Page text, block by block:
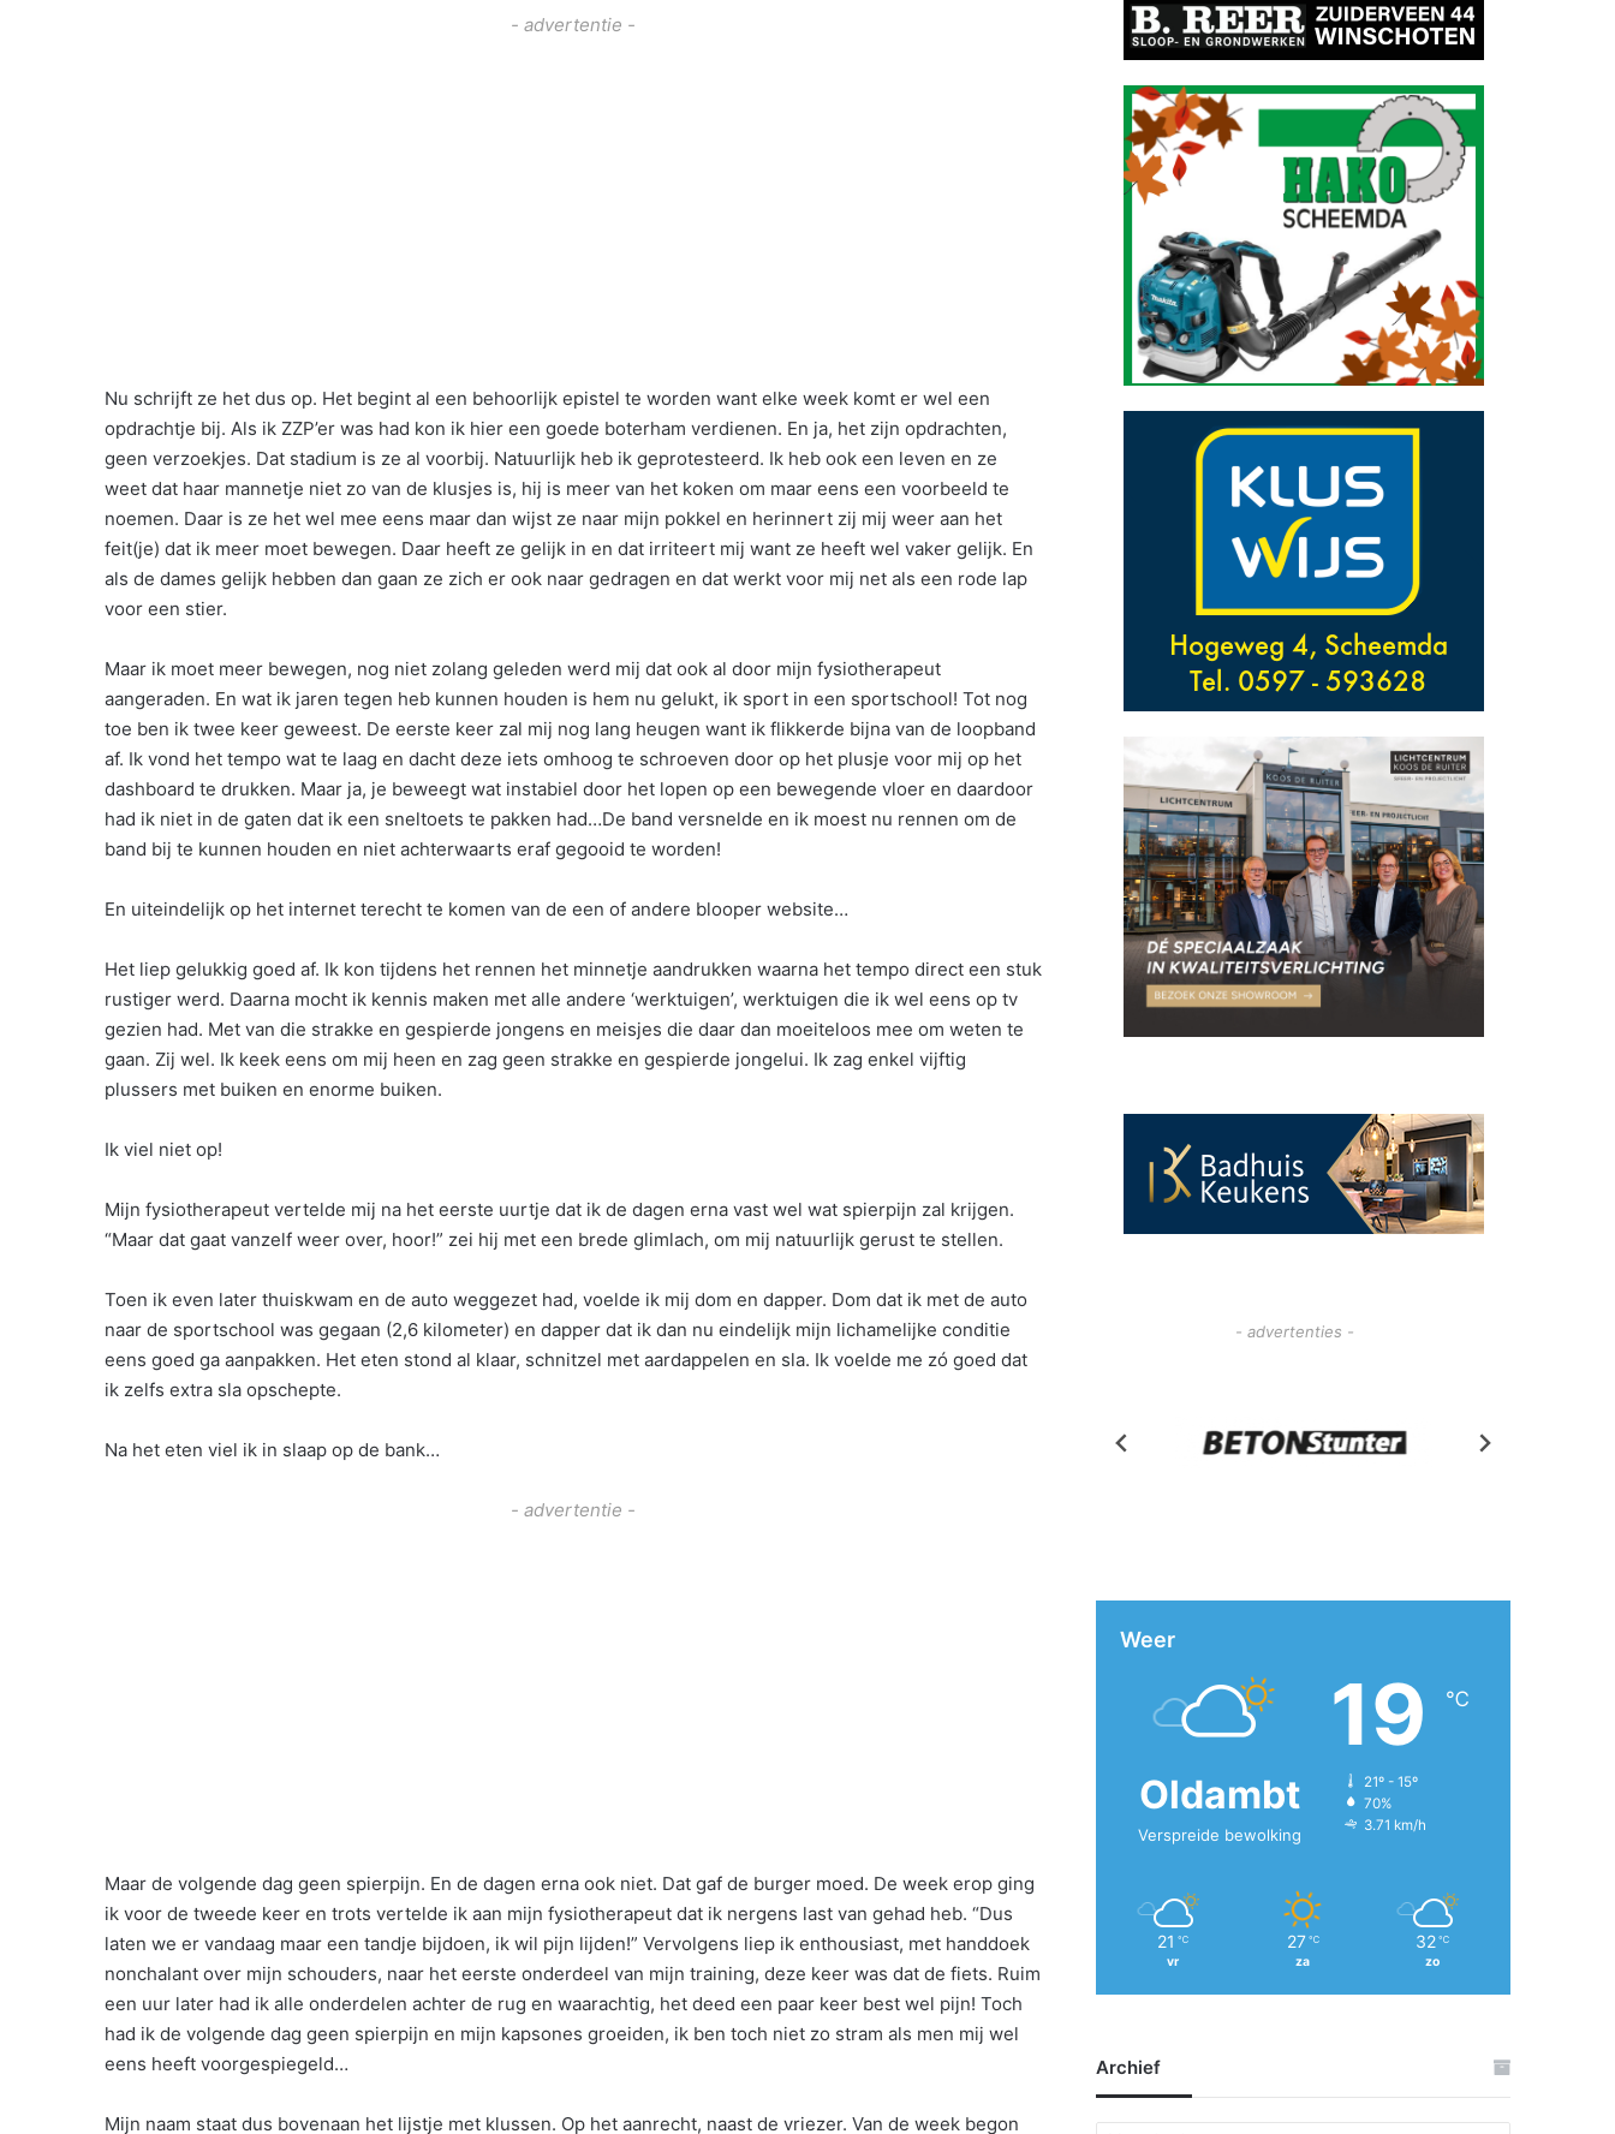
- advertentie -
Nu schrijft ze het dus op. Het begint al een behoorlijk epistel te worden want elke week komt er wel een
opdrachtje bij. Als ik ZZP’er was had kon ik hier een goede boterham verdienen. En ja, het zijn opdrachten,
geen verzoekjes. Dat stadium is ze al voorbij. Natuurlijk heb ik geprotesteerd. Ik heb ook een leven en ze
weet dat haar mannetje niet zo van de klusjes is, hij is meer van het koken om maar eens een voorbeeld te
noemen. Daar is ze het wel mee eens maar dan wijst ze naar mijn pokkel en herinnert zij mij weer aan het
feit(je) dat ik meer moet bewegen. Daar heeft ze gelijk in en dat irriteert mij want ze heeft wel vaker gelijk. En
als de dames gelijk hebben dan gaan ze zich er ook naar gedragen en dat werkt voor mij net als een rode lap
voor een stier.
Maar ik moet meer bewegen, nog niet zolang geleden werd mij dat ook al door mijn fysiotherapeut
aangeraden. En wat ik jaren tegen heb kunnen houden is hem nu gelukt, ik sport in een sportschool! Tot nog
toe ben ik twee keer geweest. De eerste keer zal mij nog lang heugen want ik flikkerde bijna van de loopband
af. Ik vond het tempo wat te laag en dacht deze iets omhoog te schroeven door op het plusje voor mij op het
dashboard te drukken. Maar ja, je beweegt wat instabiel door het lopen op een bewegende vloer en daardoor
had ik niet in de gaten dat ik een sneltoets te pakken had…De band versnelde en ik moest nu rennen om de
band bij te kunnen houden en niet achterwaarts eraf gegooid te worden!
En uiteindelijk op het internet terecht te komen van de een of andere blooper website…
Het liep gelukkig goed af. Ik kon tijdens het rennen het minnetje aandrukken waarna het tempo direct een stuk
rustiger werd. Daarna mocht ik kennis maken met alle andere ‘werktuigen’, werktuigen die ik wel eens op tv
gezien had. Met van die strakke en gespierde jongens en meisjes die daar dan moeiteloos mee om weten te
gaan. Zij wel. Ik keek eens om mij heen en zag geen strakke en gespierde jongelui. Ik zag enkel vijftig
plussers met buiken en enorme buiken.
Ik viel niet op!
Mijn fysiotherapeut vertelde mij na het eerste uurtje dat ik de dagen erna vast wel wat spierpijn zal krijgen.
“Maar dat gaat vanzelf weer over, hoor!” zei hij met een brede glimlach, om mij natuurlijk gerust te stellen.
Toen ik even later thuiskwam en de auto weggezet had, voelde ik mij dom en dapper. Dom dat ik met de auto
naar de sportschool was gegaan (2,6 kilometer) en dapper dat ik dan nu eindelijk mijn lichamelijke conditie
eens goed ga aanpakken. Het eten stond al klaar, schnitzel met aardappelen en sla. Ik voelde me zó goed dat
ik zelfs extra sla opschepte.
Na het eten viel ik in slaap op de bank…
- advertentie -
Maar de volgende dag geen spierpijn. En de dagen erna ook niet. Dat gaf de burger moed. De week erop ging
ik voor de tweede keer en trots vertelde ik aan mijn fysiotherapeut dat ik nergens last van gehad heb. “Dus
laten we er vandaag maar een tandje bijdoen, ik wil pijn lijden!” Vervolgens liep ik enthousiast, met handdoek
nonchalant over mijn schouders, naar het eerste onderdeel van mijn training, deze keer was dat de fiets. Ruim
een uur later had ik alle onderdelen achter de rug en waarachtig, het deed een paar keer best wel pijn! Toch
had ik de volgende dag geen spierpijn en mijn kapsones groeiden, ik ben toch niet zo stram als men mij wel
eens heeft voorgespiegeld…
Mijn naam staat dus bovenaan het lijstje met klussen. Op het aanrecht, naast de vriezer. Van de week begon
- advertenties -
Weer
Oldambt
Verspreide bewolking
19 ℃
21º - 15º
70%
3.71 km/h
21 ℃
vr
27 ℃
za
32 ℃
zo
Archief